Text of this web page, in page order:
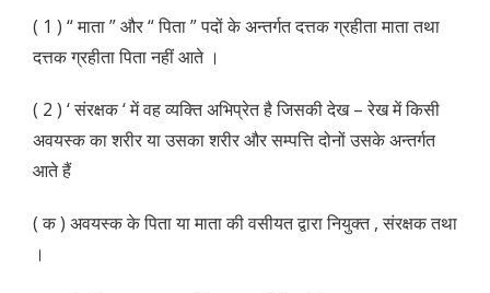
( 1 ) “ माता ” और “ पिता ” पदों के अन्तर्गत दत्तक ग्रहीता माता तथा
दत्तक ग्रहीता पिता नहीं आते ।
( 2 ) ‘ संरक्षक ‘ में वह व्यक्ति अभिप्रेत है जिसकी देख – रेख में किसी
अवयस्क का शरीर या उसका शरीर और सम्पत्ति दोनों उसके अन्तर्गत
आते हैं
( क ) अवयस्क के पिता या माता की वसीयत द्वारा नियुक्त , संरक्षक तथा
।